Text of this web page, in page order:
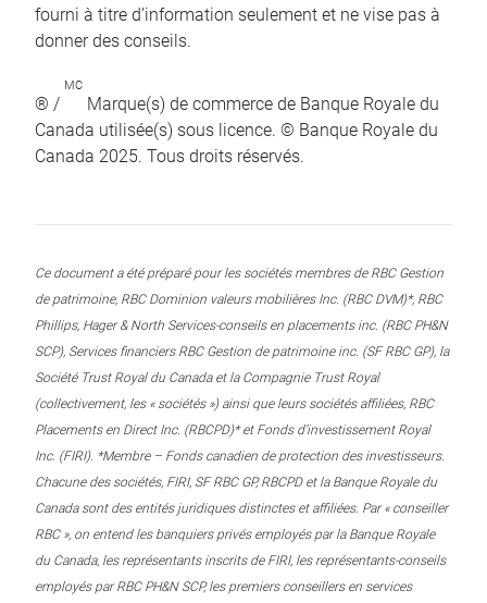
fourni à titre d’information seulement et ne vise pas à
donner des conseils.
® /
MC
Marque(s) de commerce de Banque Royale du
Canada utilisée(s) sous licence. © Banque Royale du
Canada 2025. Tous droits réservés.
Ce document a été préparé pour les sociétés membres de RBC Gestion
de patrimoine, RBC Dominion valeurs mobilières Inc. (RBC DVM)*, RBC
Phillips, Hager & North Services-conseils en placements inc. (RBC PH&N
SCP), Services financiers RBC Gestion de patrimoine inc. (SF RBC GP), la
Société Trust Royal du Canada et la Compagnie Trust Royal
(collectivement, les « sociétés ») ainsi que leurs sociétés affiliées, RBC
Placements en Direct Inc. (RBCPD)* et Fonds d’investissement Royal
Inc. (FIRI). *Membre – Fonds canadien de protection des investisseurs.
Chacune des sociétés, FIRI, SF RBC GP, RBCPD et la Banque Royale du
Canada sont des entités juridiques distinctes et affiliées. Par « conseiller
RBC », on entend les banquiers privés employés par la Banque Royale
du Canada, les représentants inscrits de FIRI, les représentants-conseils
employés par RBC PH&N SCP, les premiers conseillers en services